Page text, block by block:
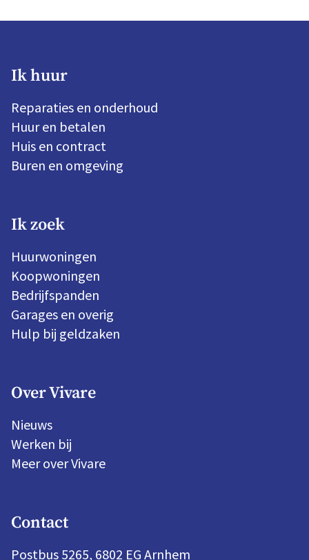
Ik huur
Reparaties en onderhoud
Huur en betalen
Huis en contract
Buren en omgeving
Ik zoek
Huurwoningen
Koopwoningen
Bedrijfspanden
Garages en overig
Hulp bij geldzaken
Over Vivare
Nieuws
Werken bij
Meer over Vivare
Contact
Postbus 5265, 6802 EG Arnhem